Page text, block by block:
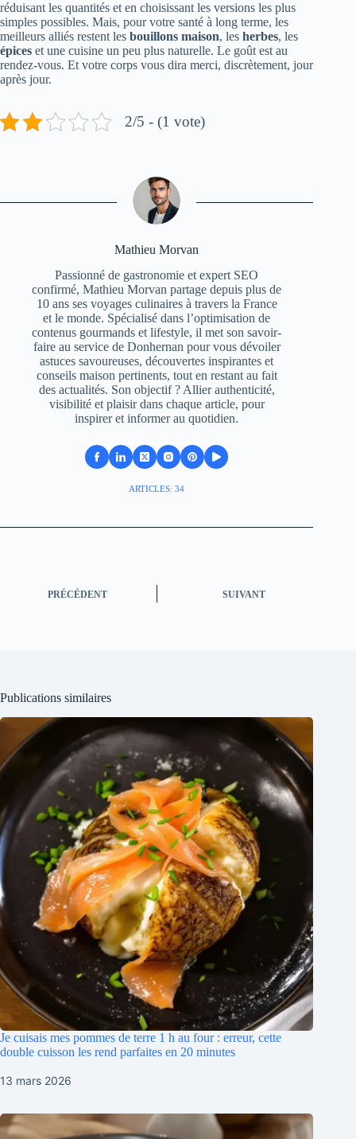
réduisant les quantités et en choisissant les versions les plus
simples possibles. Mais, pour votre santé à long terme, les
meilleurs alliés restent les bouillons maison, les herbes, les
épices et une cuisine un peu plus naturelle. Le goût est au
rendez-vous. Et votre corps vous dira merci, discrètement, jour
après jour.
2/5 - (1 vote)
Mathieu Morvan
Passionné de gastronomie et expert SEO
confirmé, Mathieu Morvan partage depuis plus de
10 ans ses voyages culinaires à travers la France
et le monde. Spécialisé dans l’optimisation de
contenus gourmands et lifestyle, il met son savoir-
faire au service de Donhernan pour vous dévoiler
astuces savoureuses, découvertes inspirantes et
conseils maison pertinents, tout en restant au fait
des actualités. Son objectif ? Allier authenticité,
visibilité et plaisir dans chaque article, pour
inspirer et informer au quotidien.
ARTICLES: 34
PRÉCÉDENT SUIVANT
Publications similaires
Je cuisais mes pommes de terre 1 h au four : erreur, cette
double cuisson les rend parfaites en 20 minutes
13 mars 2026